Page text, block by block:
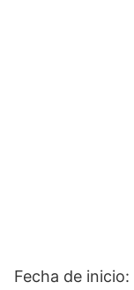
Fecha de inicio: